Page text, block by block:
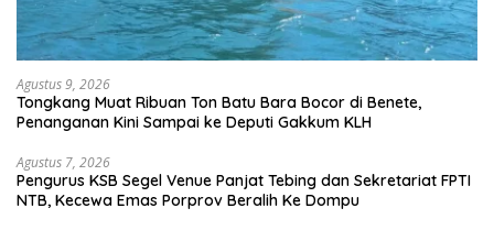
Agustus 9, 2026
Tongkang Muat Ribuan Ton Batu Bara Bocor di Benete,
Penanganan Kini Sampai ke Deputi Gakkum KLH
Agustus 7, 2026
Pengurus KSB Segel Venue Panjat Tebing dan Sekretariat FPTI
NTB, Kecewa Emas Porprov Beralih Ke Dompu